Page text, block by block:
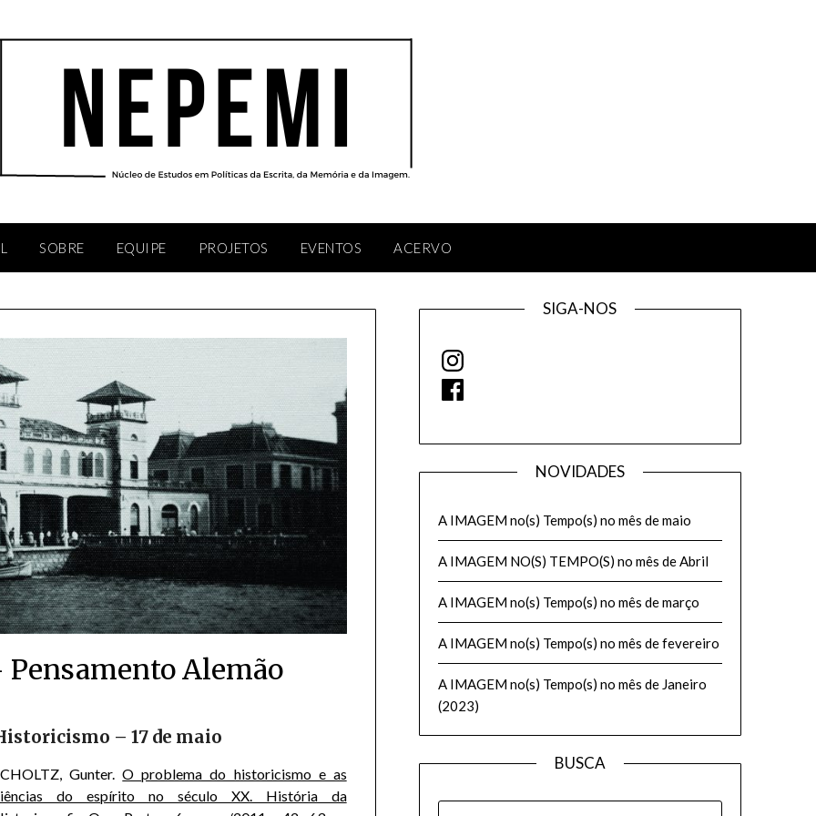
SOBRE EQUIPE PROJETOS EVENTOS ACERVO
Pensamento Alemão
– 17 de maio
Gunter.O problema do historicismo e as
do espírito no século XX. História da
SIGA-NOS
Instagram
Facebook
NOVIDADES
A IMAGEM no(s) Tempo(s) no mês de maio
A IMAGEM NO(S) TEMPO(S) no mês de Abril
A IMAGEM no(s) Tempo(s) no mês de março
A IMAGEM no(s) Tempo(s) no mês de fevereiro
A IMAGEM no(s) Tempo(s) no mês de Janeiro
(2023)
BUSCA